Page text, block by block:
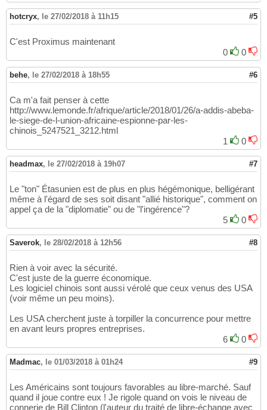
hotcryx, le 27/02/2018 à 11h15 #5
C'est Proximus maintenant
0
0
behe, le 27/02/2018 à 18h55 #6
Ca m'a fait penser à cette
http://www.lemonde.fr/afrique/article/2018/01/26/a-addis-abeba-
le-siege-de-l-union-africaine-espionne-par-les-
chinois_5247521_3212.html
1
0
headmax, le 27/02/2018 à 19h07 #7
Le "ton" Étasunien est de plus en plus hégémonique, belligérant
même à l'égard de ses soit disant "allié historique", comment on
appel ça de la "diplomatie" ou de "l'ingérence"?
5
0
Saverok, le 28/02/2018 à 12h56 #8
Rien à voir avec la sécurité.
C'est juste de la guerre économique.
Les logiciel chinois sont aussi vérolé que ceux venus des USA
(voir même un peu moins).
Les USA cherchent juste à torpiller la concurrence pour mettre
en avant leurs propres entreprises.
6
0
Madmac, le 01/03/2018 à 01h24 #9
Les Américains sont toujours favorables au libre-marché. Sauf
quand il joue contre eux ! Je rigole quand on vois le niveau de
connerie de Bill Clinton (l'auteur du traité de libre-échange avec